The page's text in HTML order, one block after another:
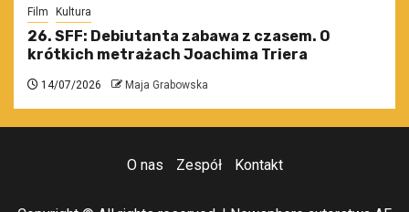
Film Kultura
26. SFF: Debiutanta zabawa z czasem. O
krótkich metrażach Joachima Triera
14/07/2026 Maja Grabowska
O nas Zespół Kontakt